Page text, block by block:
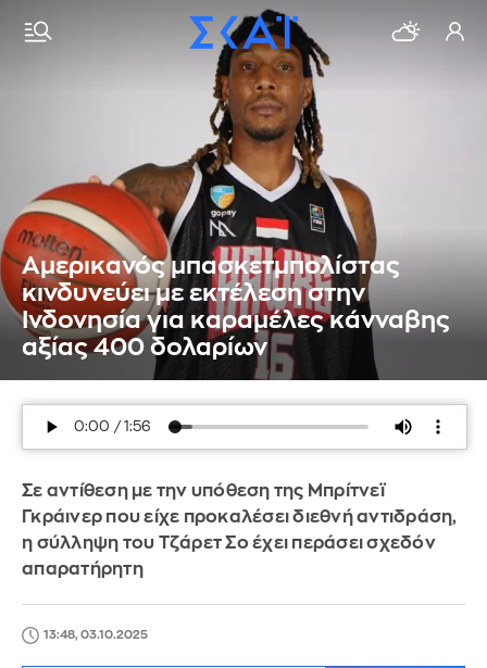
Αμερικανός μπασκετμπολίστας
κινδυνεύει με εκτέλεση στην
Ινδονησία για καραμέλες κάνναβης
αξίας 400 δολαρίων
Σε αντίθεση με την υπόθεση της Μπρίτνεϊ
Γκράινερ που είχε προκαλέσει διεθνή αντιδράση,
η σύλληψη του Τζάρετ Σο έχει περάσει σχεδόν
απαρατήρητη
13:48, 03.10.2025